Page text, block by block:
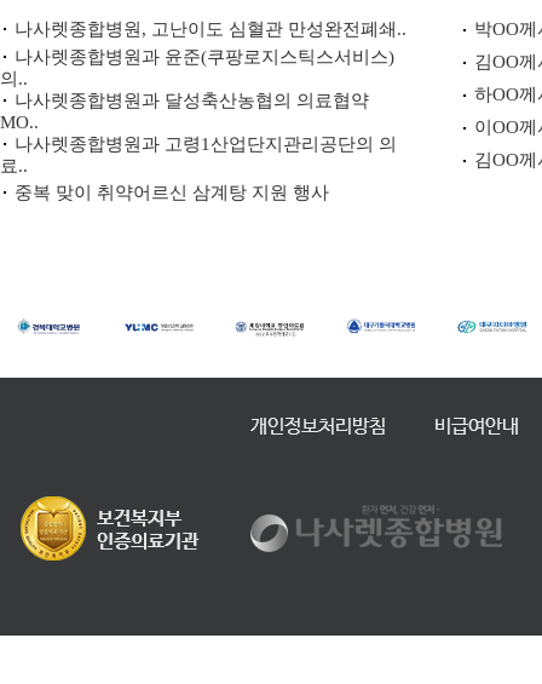
나사렛종합병원, 고난이도 심혈관 만성완전폐쇄..
나사렛종합병원과 윤준(쿠팡로지스틱스서비스)
의..
나사렛종합병원과 달성축산농협의 의료협약
MO..
나사렛종합병원과 고령1산업단지관리공단의 의
료..
중복 맞이 취약어르신 삼계탕 지원 행사
박OO
김OO
하OO
이OO
김OO